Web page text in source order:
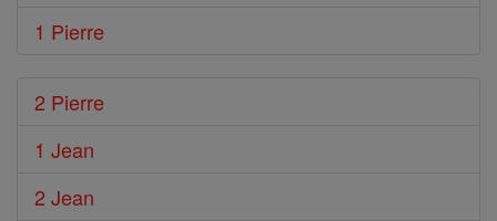
1 Pierre
2 Pierre
1 Jean
2 Jean